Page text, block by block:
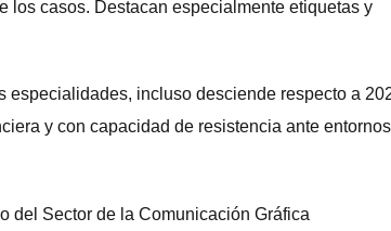
los casos. Destacan especialmente etiquetas y
especialidades, incluso desciende respecto a
y con capacidad de resistencia ante entornos